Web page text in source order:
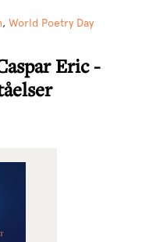
, World Poetry Day
Eric -